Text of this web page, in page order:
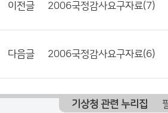
이전글 2006국정감사요구자료(7)
다음글 2006국정감사요구자료(6)
기상청 관련 누리집